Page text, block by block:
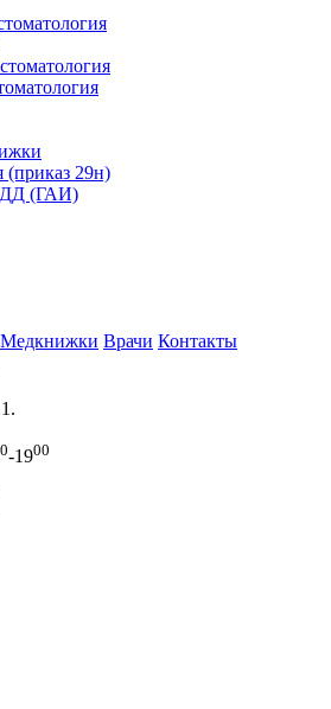
(приказ 29н)
(ГАИ)
Медкнижки Врачи Контакты
-1900